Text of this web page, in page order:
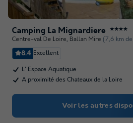
Camping La Mignardiere ★★★★
Centre-val De Loire, Ballan Mire (7,6 km
8.4 Excellent
L' Espace Aquatique
A proximité des Chateaux de la Loire
Voir les autres